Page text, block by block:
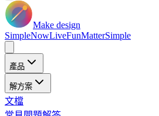
Make design
SimpleNowLiveFunMatterSimple
產品
解方案
文檔